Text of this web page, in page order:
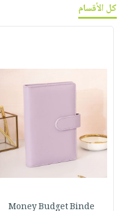
كل الأقسام
Money Budget Binde